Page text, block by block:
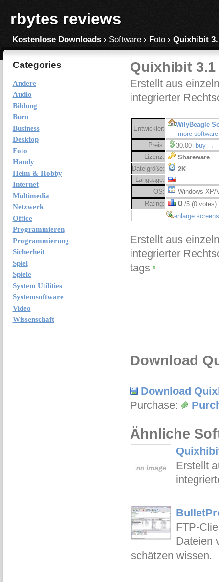
rbytes reviews
Kostenlose Downloads› Software› Foto› Quixhibit
Categories
Andere
Audio
Bildung
Buro
Business
Desktop
Foto
Handy
Heim & Hobby
Internet
Multimedia
Netzwerk
Office
Programmieren
Programmierung
Sicherheit
Spiel
Spiele
System Utilities
Systemsoftware
Video
Wissenschaft
Quixhibit 3.1
Erstellt aus
integrierter
Entwickler:
WilyBeagle
more
Preis:
30.00
buy →
Lizenz:
Shareware
Dateigröße:
2K
Language:
OS:
Windows XP/
Rating:
0/5 (0 votes)
enlarge
Erstellt aus
integrierter
tags
Download
Download
Purchase:
Ähnliche
Erstellt
FTP-
Dateien
schätzen wissen.